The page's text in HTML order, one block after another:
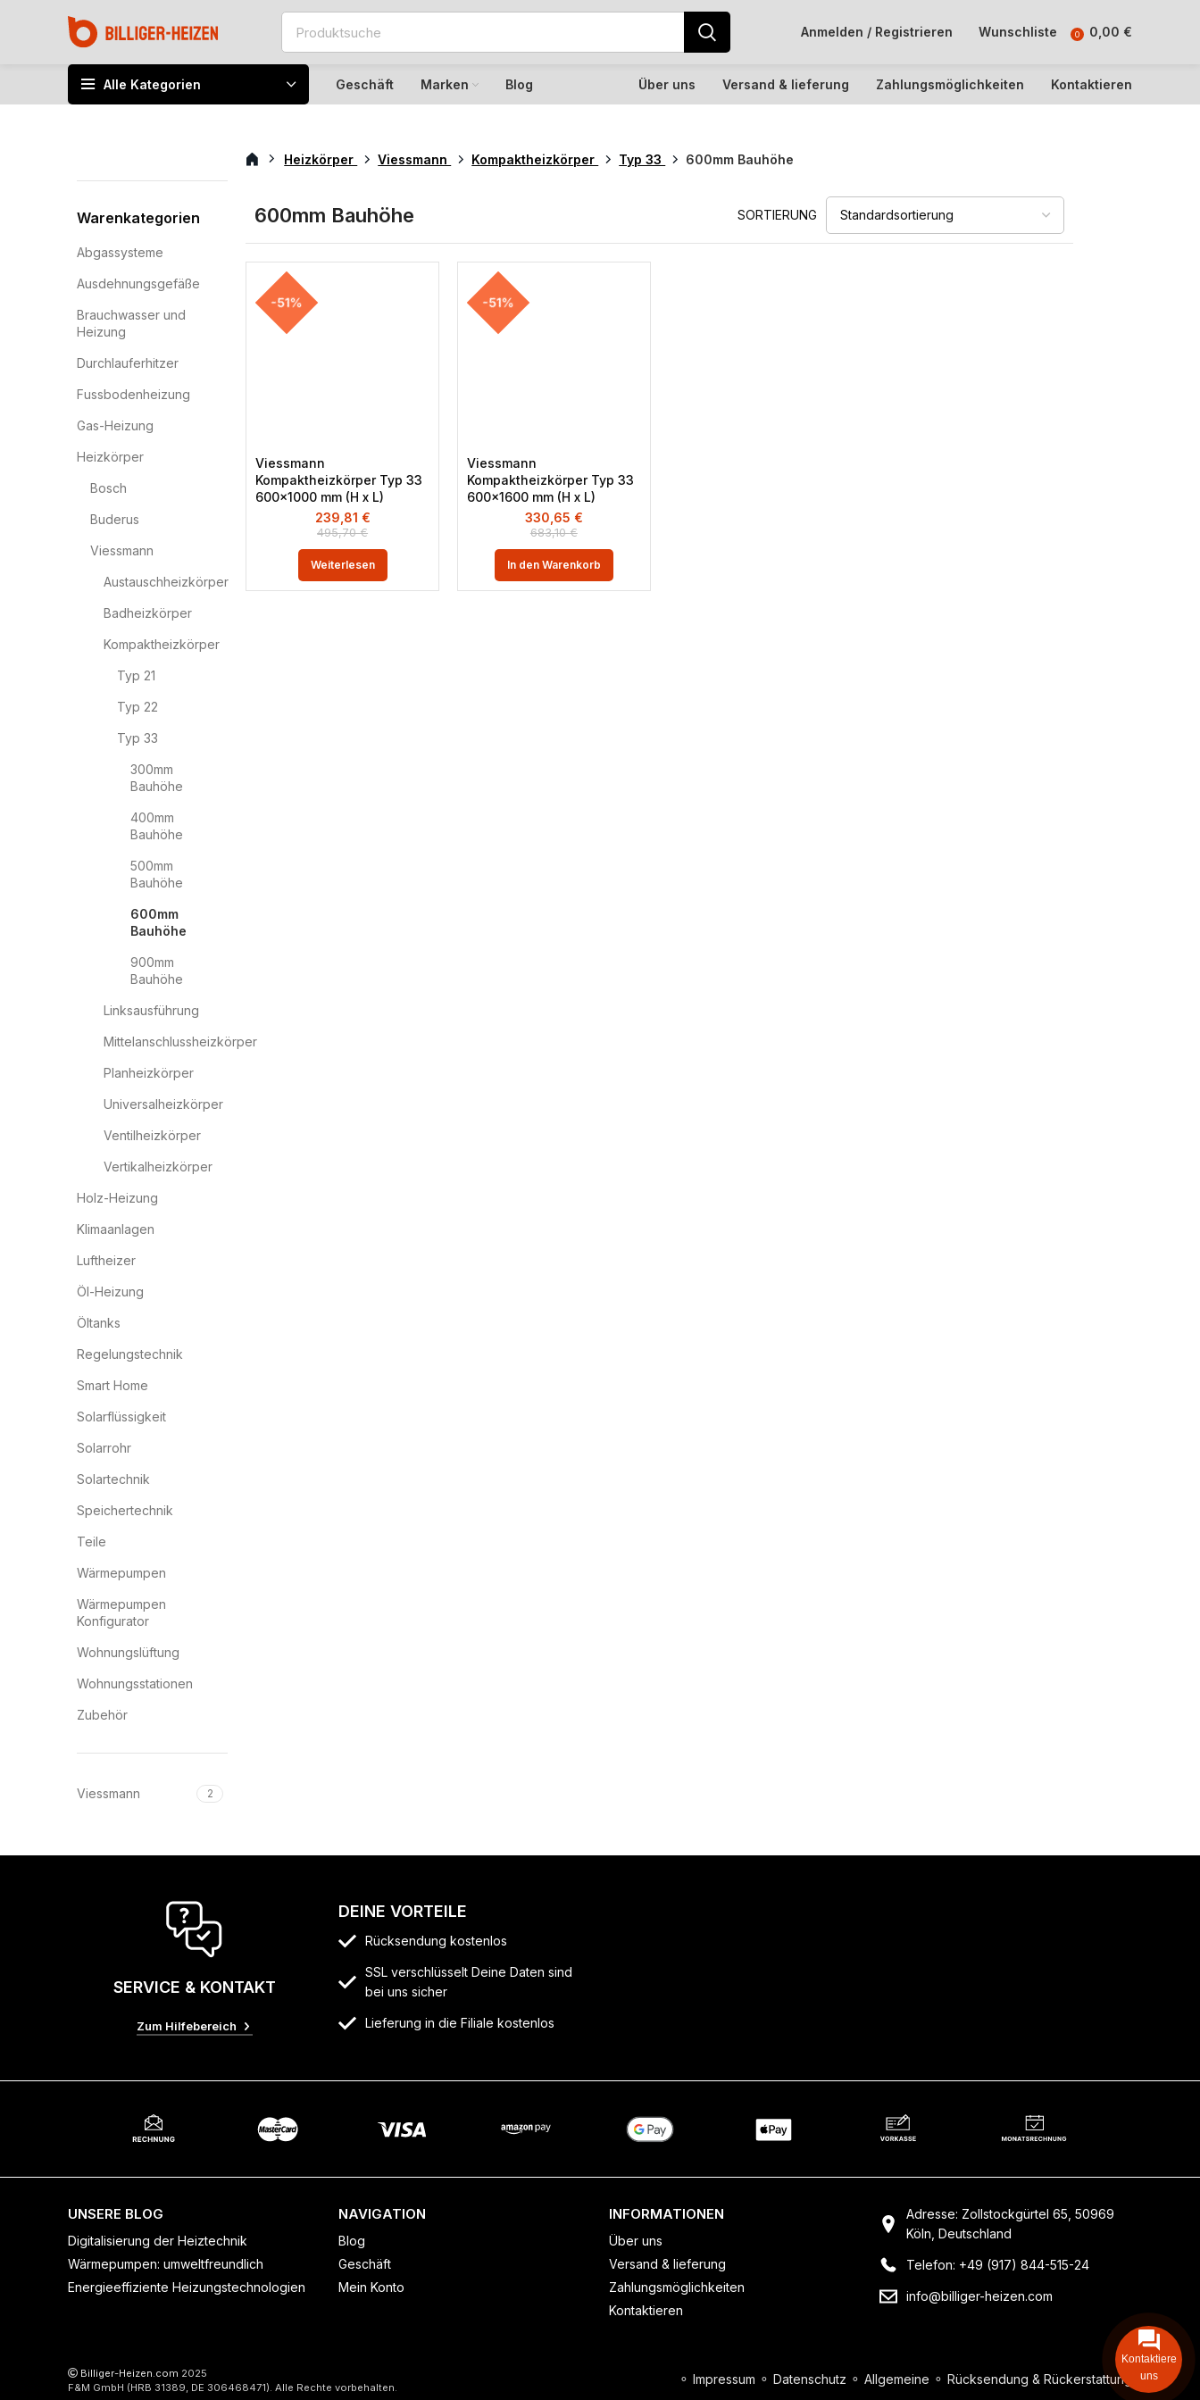
Anmelden / Registrieren Wunschliste 0 0,00 €
Alle Kategorien Geschäft Marken Blog Über uns Versand & lieferung Zahlungsmöglichkeiten Kontaktieren
Warenkategorien
Abgassysteme
Ausdehnungsgefäße
Brauchwasser und
Heizung
Durchlauferhitzer
Fussbodenheizung
Gas-Heizung
Heizkörper
Bosch
Buderus
Viessmann
Austauschheizkörper
Badheizkörper
Kompaktheizkörper
Typ 21
Typ 22
Typ 33
300mm
Bauhöhe
400mm
Bauhöhe
500mm
Bauhöhe
600mm
Bauhöhe
900mm
Bauhöhe
Linksausführung
Mittelanschlussheizkörper
Planheizkörper
Universalheizkörper
Ventilheizkörper
Vertikalheizkörper
Holz-Heizung
Klimaanlagen
Luftheizer
Öl-Heizung
Öltanks
Regelungstechnik
Smart Home
Solarflüssigkeit
Solarrohr
Solartechnik
Speichertechnik
Teile
Wärmepumpen
Wärmepumpen
Konfigurator
Wohnungslüftung
Wohnungsstationen
Zubehör
Viessmann 2
Heizkörper Viessmann Kompaktheizkörper Typ 33 600mm Bauhöhe
600mm Bauhöhe SORTIERUNG
-51%
Viessmann
Kompaktheizkörper Typ 33
600×1000 mm (H x L)
495,70€
239,81 €
Weiterlesen
-51%
Viessmann
Kompaktheizkörper Typ 33
600×1600 mm (H x L)
683,10€
330,65 €
In den Warenkorb
SERVICE & KONTAKT
Zum Hilfebereich
DEINE VORTEILE
Rücksendung kostenlos
SSL verschlüsselt Deine Daten sind
bei uns sicher
Lieferung in die Filiale kostenlos
UNSERE BLOG
Digitalisierung der Heiztechnik
Wärmepumpen: umweltfreundlich
Energieeffiziente Heizungstechnologien
NAVIGATION
Blog
Geschäft
Mein Konto
INFORMATIONEN
Über uns
Versand & lieferung
Zahlungsmöglichkeiten
Kontaktieren
Adresse: Zollstockgürtel 65, 50969
Köln, Deutschland
Telefon: +49 (917) 844-515-24
info@billiger-heizen.com
Billiger-Heizen.com 2025
F&M GmbH (HRB 31389, DE 306468471). Alle Rechte vorbehalten.
⚬ Impressum ⚬ Datenschutz ⚬ Allgemeine ⚬ Rücksendung & Rückerstattung
Kontaktiere
uns